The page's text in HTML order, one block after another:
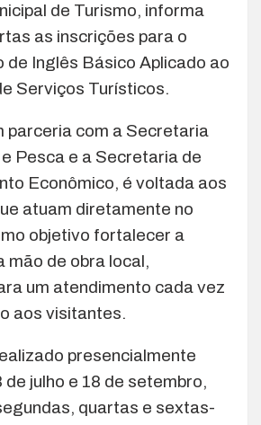
de Turismo, informa
as inscrições para o
de Inglês Básico Aplicado ao
Serviços Turísticos.
parceria com a Secretaria
Pesca e a Secretaria de
Econômico, é voltada aos
atuam diretamente no
objetivo fortalecer a
mão de obra local,
um atendimento cada vez
aos visitantes.
presencialmente
de julho e 18 de setembro,
quartas e sextas-